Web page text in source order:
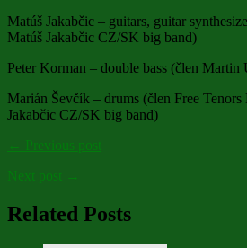
Matúš Jakabčic – guitars, guitar
Matúš Jakabčic CZ/SK big band)
Peter Korman – double bass (člen Martin
Marián Ševčík – drums (člen Free
Jakabčic CZ/SK big band)
← Previous post
Next post →
Related Posts